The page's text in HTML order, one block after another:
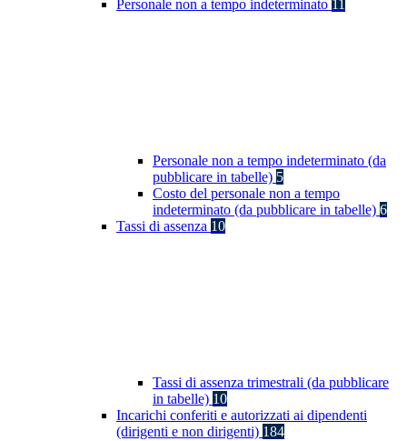
Personale non a tempo indeterminato 11
Personale non a tempo indeterminato (da
pubblicare in tabelle) 5
Costo del personale non a tempo
indeterminato (da pubblicare in tabelle) 6
Tassi di assenza 10
Tassi di assenza trimestrali (da pubblicare
in tabelle) 10
Incarichi conferiti e autorizzati ai dipendenti
(dirigenti e non dirigenti) 184